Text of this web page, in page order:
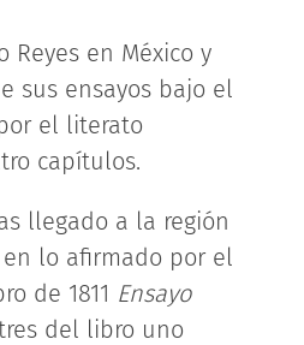
Reyes en México y
sus ensayos bajo el
el literato
capítulos.
llegado a la región
en lo afirmado por el
de 1811 Ensayo
del libro uno